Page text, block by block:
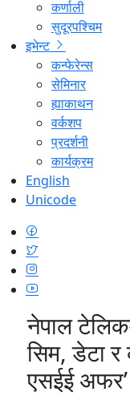
कर्णाली
सुदूरपश्चिम
इभेन्ट
कन्फेरेन्स
सेमिनार
ह्याकाथन
वर्कशप
प्रदर्शनी
कार्यक्रम
English
Unicode
नेपाल
सिम, डेटा र
एसईई अफर’